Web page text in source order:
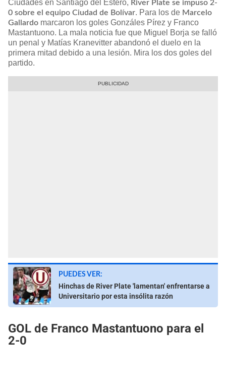
Ciudades en Santiago del Estero, River Plate se impuso 2-
0 sobre el equipo Ciudad de Bolívar. Para los de Marcelo
Gallardo marcaron los goles Gonzáles Pírez y Franco
Mastantuono. La mala noticia fue que Miguel Borja se falló
un penal y Matías Kranevitter abandonó el duelo en la
primera mitad debido a una lesión. Mira los dos goles del
partido.
PUEDES VER:
Hinchas de River Plate 'lamentan' enfrentarse a
Universitario por esta insólita razón
GOL de Franco Mastantuono para el
2-0